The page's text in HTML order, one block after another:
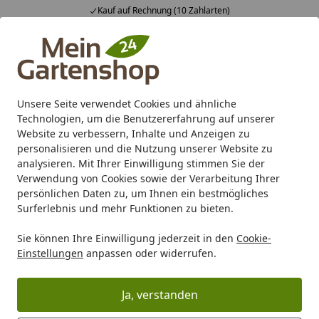
Unsere Seite verwendet Cookies und ähnliche
Technologien, um die Benutzererfahrung auf unserer
Website zu verbessern, Inhalte und Anzeigen zu
personalisieren und die Nutzung unserer Website zu
analysieren. Mit Ihrer Einwilligung stimmen Sie der
Verwendung von Cookies sowie der Verarbeitung Ihrer
persönlichen Daten zu, um Ihnen ein bestmögliches
Surferlebnis und mehr Funktionen zu bieten.
Sie können Ihre Einwilligung jederzeit in den Cookie-
Einstellungen anpassen oder widerrufen.
Ja, verstanden
Kauf auf Rechnung (10 Zahlarten)
Alle Produkte
Mein Konto
Suchen
Karibu Pools inkl. gratis Sandfilteranlage & Pool-
Starterset (Gesamtwert bis 468,99€)
Startseite
Grill Grill Ersatzteile Weber SCHRAUBENSATZ HAUBE
(80159)